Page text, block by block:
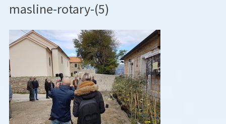
masline-rotary-(5)